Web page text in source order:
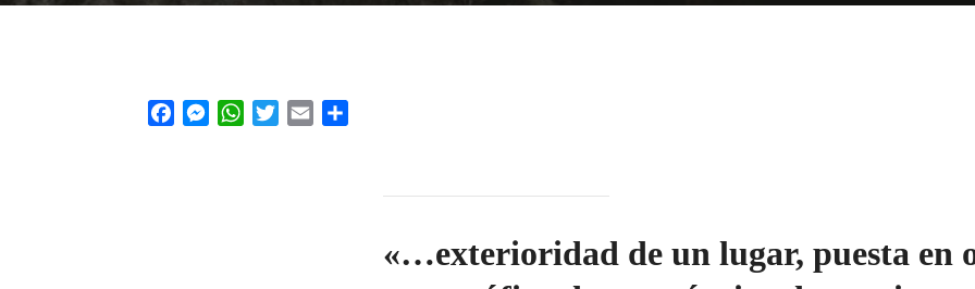
FacebookMessengerWhatsApp
Twitter Email
«…exterioridad de un lugar, puesta en